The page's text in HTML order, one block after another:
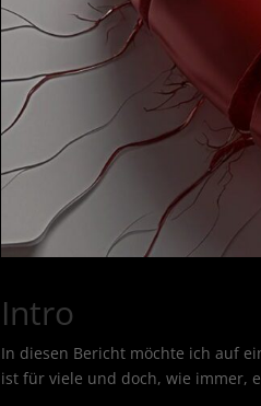
Intro
In diesen Bericht möchte ich auf
ist für viele und doch, wie immer,